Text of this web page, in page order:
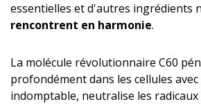
essentielles et d'autres ingrédients
rencontrent en harmonie.
La molécule révolutionnaire C60
profondément dans les cellules
indomptable, neutralise les